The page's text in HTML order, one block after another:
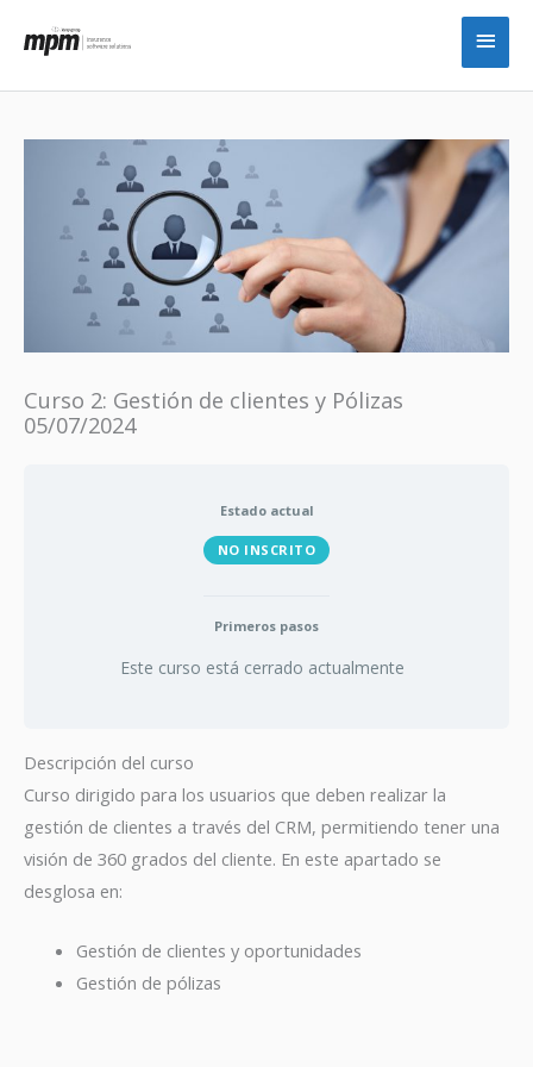
Curso 2: Gestión de clientes y Pólizas
05/07/2024
Estado actual
NO INSCRITO
Primeros pasos
Este curso está cerrado actualmente
Descripción del curso
Curso dirigido para los usuarios que deben realizar la
gestión de clientes a través del CRM, permitiendo tener una
visión de 360 grados del cliente. En este apartado se
desglosa en:
Gestión de clientes y oportunidades
Gestión de pólizas